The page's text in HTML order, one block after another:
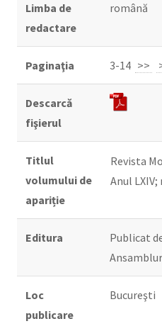
Limba de
redactare
română
Paginaţia 3-14 >>
Descarcă
fişierul
Titlul
volumului de
apariție
Revista
Anul LXIV;
Editura
Publicat
Loc
publicare
Bucureşti